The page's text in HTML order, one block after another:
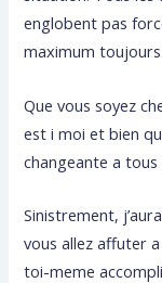
englobent pas
maximum toujours.
Que vous soyez
est i moi et bien
changeante a
Sinistrement,
vous allez affuter
toi-meme